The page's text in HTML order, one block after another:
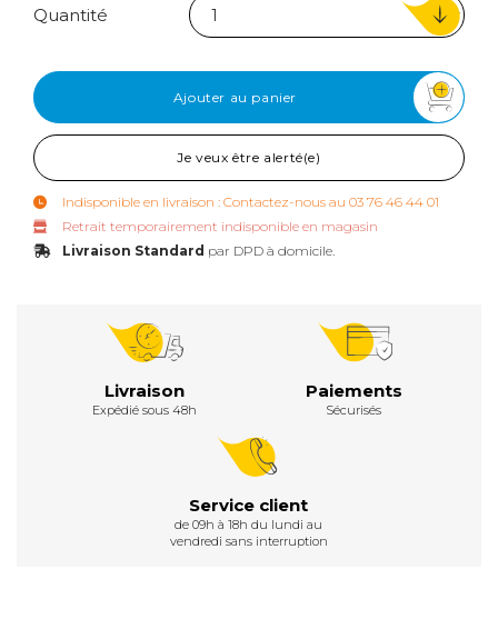
Quantité
Ajouter au panier
Je veux être alerté(e)
Indisponible en livraison : Contactez-nous au 03 76 46 44 01
Retrait temporairement indisponible en magasin
Livraison Standard par DPD à domicile.
Livraison
Expédié sous 48h
Paiements
Sécurisés
Service client
de 09h à 18h du lundi au
vendredi sans interruption